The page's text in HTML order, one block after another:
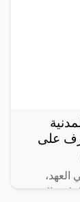
على
العهد،
المدنية